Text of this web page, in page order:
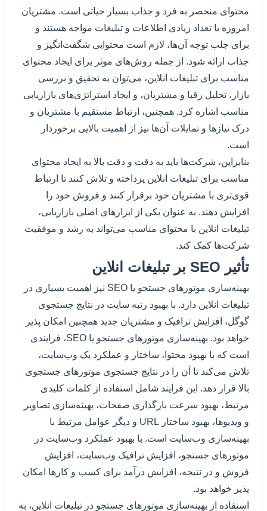
محتوای منحصر به فرد و جذاب بسیار حیاتی است. مشتریان
امروزه با تعداد زیادی اطلاعات و تبلیغات مواجه هستند و
برای جلب توجه آن‌ها، لازم است محتوایی شگفت‌انگیز و
جذاب ارائه شود. از جمله روش‌های موثر برای ایجاد محتوای
مناسب برای تبلیغات انلاین، می‌توان به تحقیق و بررسی
بازار، تحلیل رقبا و مشتریان، و ایجاد استراتژی‌های بازاریابی
مناسب اشاره کرد. همچنین، ارتباط مستقیم با مشتریان و
درک نیازها و تمایلات آن‌ها نیز از اهمیت بالایی برخوردار
است.
بنابراین، شرکت‌ها باید به دقت و دقت بالا به ایجاد محتوای
مناسب برای تبلیغات انلاین پرداخته و تلاش کنند تا ارتباط
قوی‌تری با مشتریان خود برقرار کنند و فروش خود را
افزایش دهند. به عنوان یکی از ابزارهای اصلی بازاریابی،
تبلیغات انلاین با محتوای مناسب می‌تواند به رشد و موفقیت
شرکت‌ها کمک کند.
تأثیر SEO بر تبلیغات انلاین
بهینه‌سازی موتورهای جستجو یا SEO نیز اهمیت بسیاری در
تبلیغات انلاین دارد. با بهبود رتبه سایت در نتایج جستجوی
گوگل، افزایش ترافیک و مشتریان جدید همچنین امکان پذیر
خواهد بود. بهینه‌سازی موتورهای جستجو یا SEO، فرایندی
است که با بهبود محتوا، ساختار و عملکرد یک وب‌سایت،
تلاش می‌کند تا آن را در نتایج جستجوی موتورهای جستجوی
بالا قرار دهد. این فرایند شامل استفاده از کلمات کلیدی
مرتبط، بهبود سرعت بارگذاری صفحات، بهینه‌سازی تصاویر
و ویدیوها، بهبود ساختار URL و دیگر عوامل مرتبط با
بهینه‌سازی وب‌سایت است. با بهبود عملکرد وب‌سایت در
موتورهای جستجو، افزایش ترافیک وب‌سایت، افزایش
فروش و در نتیجه، افزایش درآمد برای کسب و کارها امکان
پذیر خواهد بود.
استفاده از بهینه‌سازی موتورهای جستجو در تبلیغات انلاین، به